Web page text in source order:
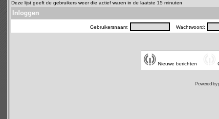
Deze lijst geeft de gebruikers weer die actief waren in de laatste 15 minuten
Inloggen
Gebruikersnaam: Wachtwoord:
Nieuwe berichten
Powered by